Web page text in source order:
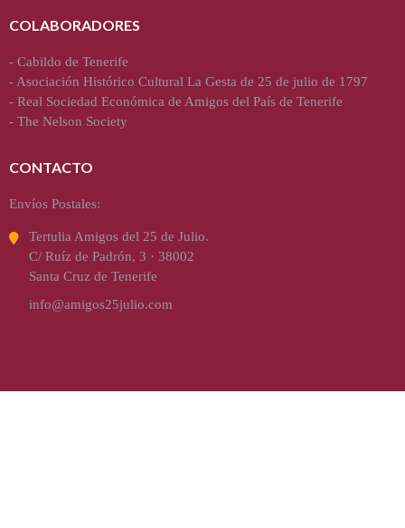
COLABORADORES
- Cabildo de Tenerife
-Asociación Histórico Cultural La Gesta de 25 de julio de 1797
- Real Sociedad Económica de Amigos del País de Tenerife
- The Nelson Society
CONTACTO
Envíos Postales:
Tertulia Amigos del 25 de Julio.
C/ Ruíz de Padrón, 3 · 38002
Santa Cruz de Tenerife
info@amigos25julio.com